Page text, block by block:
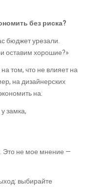
без риска?
бюджет урезали.
оставим хорошие?»
том, что не влияет на
на дизайнерских
на:
замка,
Это не мое мнение —
выбирайте